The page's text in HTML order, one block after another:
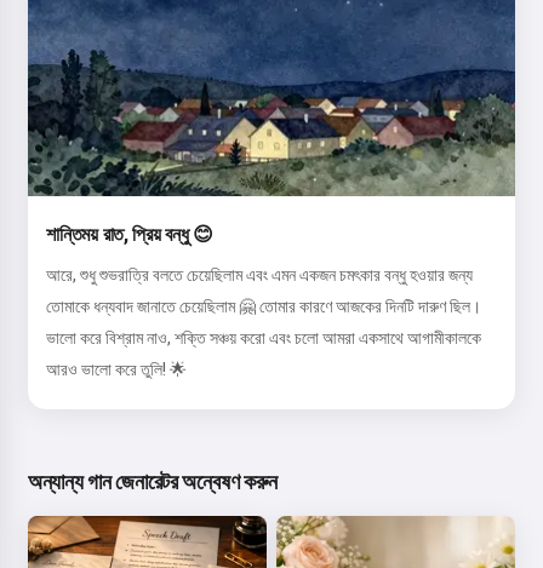
শান্তিময় রাত, প্রিয় বন্ধু 😊
আরে, শুধু শুভরাত্রি বলতে চেয়েছিলাম এবং এমন একজন চমৎকার বন্ধু হওয়ার জন্য
তোমাকে ধন্যবাদ জানাতে চেয়েছিলাম 🤗 তোমার কারণে আজকের দিনটি দারুণ ছিল।
ভালো করে বিশ্রাম নাও, শক্তি সঞ্চয় করো এবং চলো আমরা একসাথে আগামীকালকে
আরও ভালো করে তুলি! 🌟
অন্যান্য গান জেনারেটর অন্বেষণ করুন